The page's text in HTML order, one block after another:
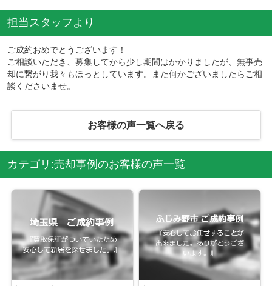
担当スタッフより
ご成約おめでとうございます！
ご相談いただき、募集してから少し期間はかかりましたが、無事売
却に繋がり我々もほっとしています。また何かございましたらご相
談くださいませ。
お客様の声一覧へ戻る
カテゴリ:売却事例のお客様の声一覧